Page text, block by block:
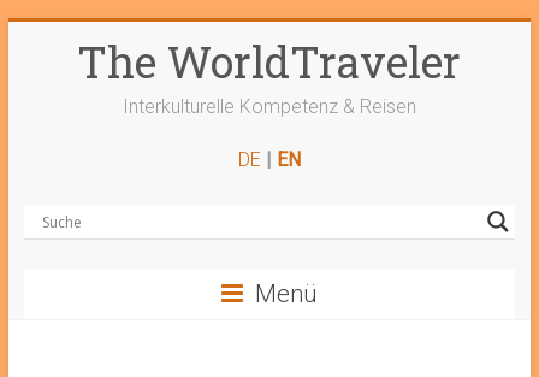
The WorldTraveler
Interkulturelle Kompetenz & Reisen
DE | EN
Menü